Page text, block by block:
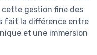
gestion fine des
fait la différence entre
et une immersion